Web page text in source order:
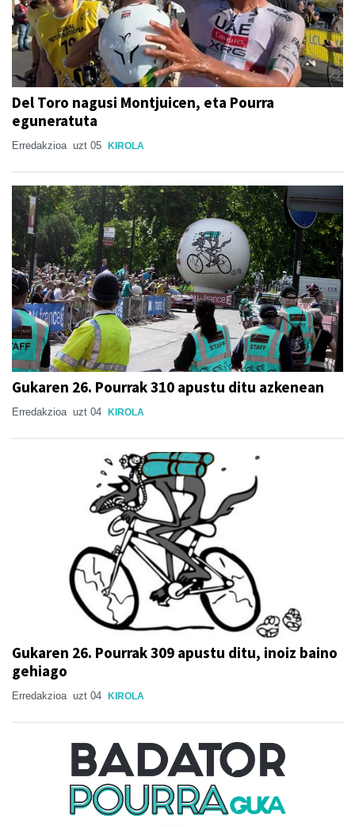
Del Toro nagusi Montjuicen, eta Pourra
eguneratuta
Erredakzioa uzt 05 KIROLA
Gukaren 26. Pourrak 310 apustu ditu azkenean
Erredakzioa uzt 04 KIROLA
Gukaren 26. Pourrak 309 apustu ditu, inoiz baino
gehiago
Erredakzioa uzt 04 KIROLA